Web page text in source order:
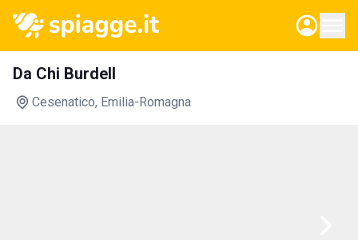
Da Chi Burdell
Cesenatico, Emilia-Romagna